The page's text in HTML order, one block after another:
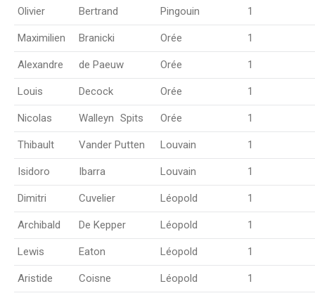
Olivier Bertrand Pingouin 1
Maximilien Branicki Orée 1
Alexandre de Paeuw Orée 1
Louis Decock Orée 1
Nicolas Walleyn Spits Orée 1
Thibault Vander Putten Louvain 1
Isidoro Ibarra Louvain 1
Dimitri Cuvelier Léopold 1
Archibald De Kepper Léopold 1
Lewis Eaton Léopold 1
Aristide Coisne Léopold 1